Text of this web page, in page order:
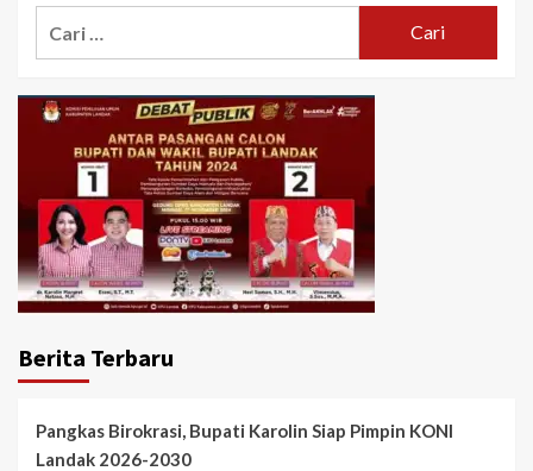
Berita Terbaru
Pangkas Birokrasi, Bupati Karolin Siap Pimpin KONI
Landak 2026-2030